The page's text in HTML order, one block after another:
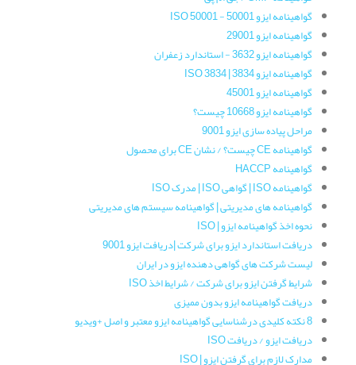
گواهینامه ایزو 50001 - ISO 50001
گواهینامه‌ ایزو 29001
گواهینامه ایزو 3632 - استاندارد زعفران
گواهینامه‌ ایزو 3834 | ISO 3834
گواهینامه ایزو 45001
گواهینامه ایزو 10668 چیست؟
مراحل پیاده سازی ایزو 9001
گواهینامه CE چیست؟ / نشان CE برای محصول
گواهینامه HACCP
گواهینامه ISO | گواهی ISO | مدرک ISO
گواهینامه های مدیریتی | گواهینامه سیستم های مدیریتی
نحوه اخذ گواهینامه ایزو | ISO
دریافت استاندارد ایزو برای شرکت |دریافت ایزو 9001
لیست شرکت های گواهی دهنده ایزو در ایران
شرایط گرفتن ایزو برای شرکت / شرایط اخذ ISO
دریافت گواهینامه ایزو بدون ممیزی
8 نکته کلیدی درشناسایی گواهینامه ایزو معتبر و اصل +ویدیو
دریافت ایزو / دریافت ISO
مدارک لازم برای گرفتن ایزو | ISO